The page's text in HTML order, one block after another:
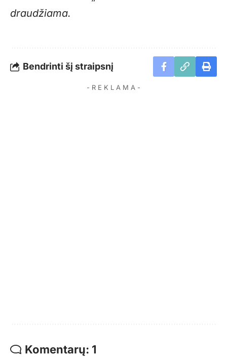
draudžiama.
Bendrinti šį straipsnį
- R E K L A M A -
Komentarų: 1